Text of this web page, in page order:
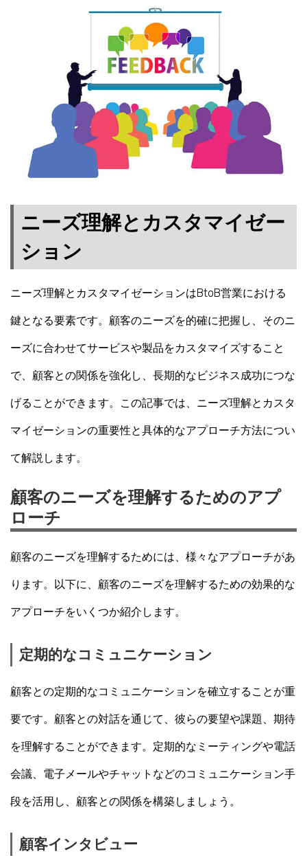
ニーズ理解とカスタマイゼー
ション
ニーズ理解とカスタマイゼーションはBtoB営業における
鍵となる要素です。顧客のニーズを的確に把握し、そのニ
ーズに合わせてサービスや製品をカスタマイズすること
で、顧客との関係を強化し、長期的なビジネス成功につな
げることができます。この記事では、ニーズ理解とカスタ
マイゼーションの重要性と具体的なアプローチ方法につい
て解説します。
顧客のニーズを理解するためのアプ
ローチ
顧客のニーズを理解するためには、様々なアプローチがあ
ります。以下に、顧客のニーズを理解するための効果的な
アプローチをいくつか紹介します。
定期的なコミュニケーション
顧客との定期的なコミュニケーションを確立することが重
要です。顧客との対話を通じて、彼らの要望や課題、期待
を理解することができます。定期的なミーティングや電話
会議、電子メールやチャットなどのコミュニケーション手
段を活用し、顧客との関係を構築しましょう。
顧客インタビュー